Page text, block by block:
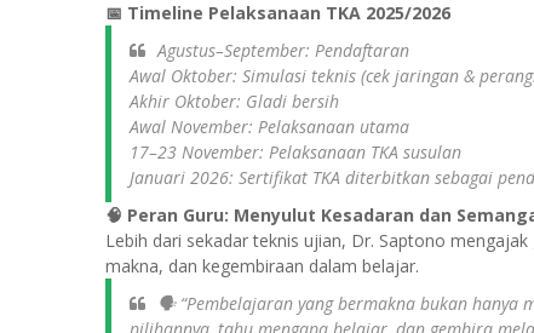
📅 Timeline Pelaksanaan TKA 2025/2026
Agustus–September: Pendaftaran
Awal Oktober: Simulasi teknis (cek jaringan &
Akhir Oktober: Gladi bersih
Awal November: Pelaksanaan utama
17–23 November: Pelaksanaan TKA susulan
Januari 2026: Sertifikat TKA diterbitkan sebagai
🧠 Peran Guru: Menyulut Kesadaran dan
Lebih dari sekadar teknis ujian, Dr. Saptono
makna, dan kegembiraan dalam belajar.
🗣️ “Pembelajaran yang bermakna bukan hanya